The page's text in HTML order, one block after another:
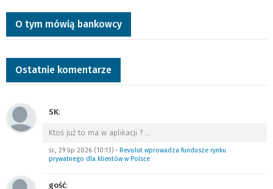
O tym mówią bankowcy
Ostatnie komentarze
SK:
Ktoś już to ma w aplikacji ? …
śr., 29 lip 2026 (10:13) • Revolut wprowadza fundusze rynku
prywatnego dla klientów w Polsce
gość: